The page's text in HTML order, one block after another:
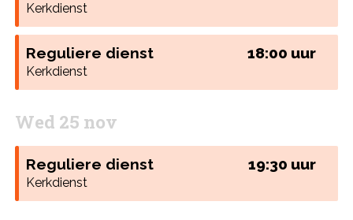
Kerkdienst
Reguliere dienst 18:00 uur
Kerkdienst
Wed 25 nov
Reguliere dienst 19:30 uur
Kerkdienst